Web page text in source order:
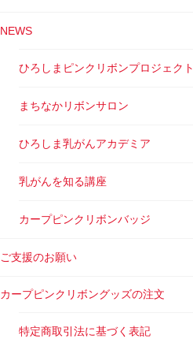
NEWS
ひろしまピンクリボンプロジェクト
まちなかリボンサロン
ひろしま乳がんアカデミア
乳がんを知る講座
カープピンクリボンバッジ
ご支援のお願い
カープピンクリボングッズの注文
特定商取引法に基づく表記